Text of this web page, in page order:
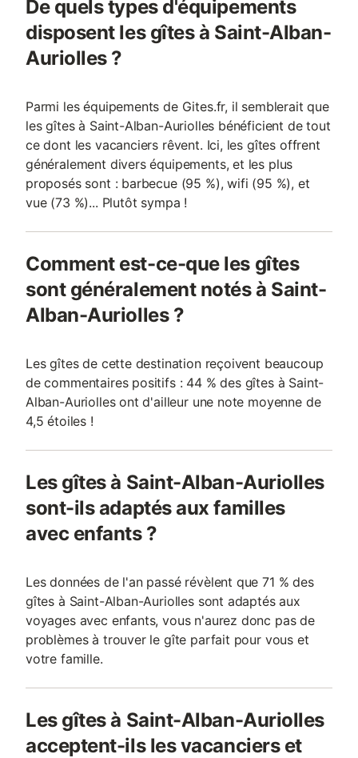
De quels types d'équipements
disposent les gîtes à Saint-Alban-
Auriolles ?
Parmi les équipements de Gites.fr, il semblerait que
les gîtes à Saint-Alban-Auriolles bénéficient de tout
ce dont les vacanciers rêvent. Ici, les gîtes offrent
généralement divers équipements, et les plus
proposés sont : barbecue (95 %), wifi (95 %), et
vue (73 %)... Plutôt sympa !
Comment est-ce-que les gîtes
sont généralement notés à Saint-
Alban-Auriolles ?
Les gîtes de cette destination reçoivent beaucoup
de commentaires positifs : 44 % des gîtes à Saint-
Alban-Auriolles ont d'ailleur une note moyenne de
4,5 étoiles !
Les gîtes à Saint-Alban-Auriolles
sont-ils adaptés aux familles
avec enfants ?
Les données de l'an passé révèlent que 71 % des
gîtes à Saint-Alban-Auriolles sont adaptés aux
voyages avec enfants, vous n'aurez donc pas de
problèmes à trouver le gîte parfait pour vous et
votre famille.
Les gîtes à Saint-Alban-Auriolles
acceptent-ils les vacanciers et